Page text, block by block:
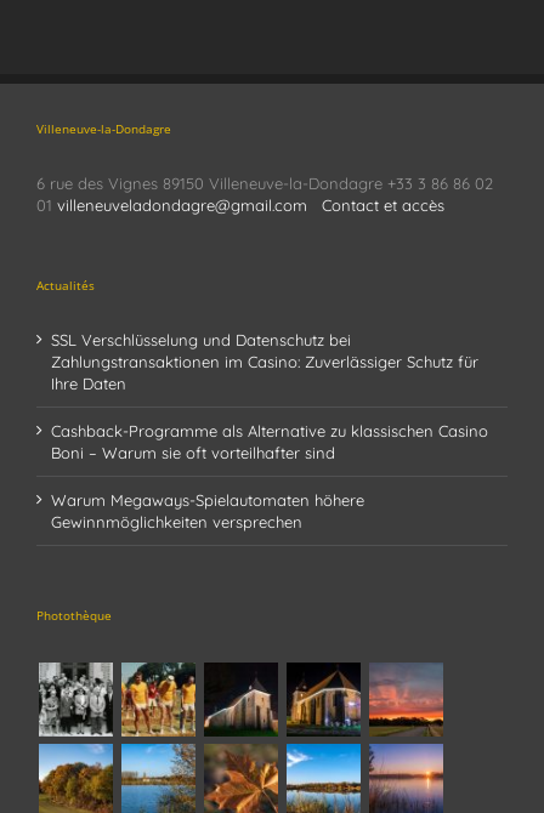
Villeneuve-la-Dondagre
6 rue des Vignes 89150 Villeneuve-la-Dondagre +33 3 86 86 02
01 villeneuveladondagre@gmail.com Contact et accès
Actualités
SSL Verschlüsselung und Datenschutz bei
Zahlungstransaktionen im Casino: Zuverlässiger Schutz für
Ihre Daten
Cashback-Programme als Alternative zu klassischen Casino
Boni – Warum sie oft vorteilhafter sind
Warum Megaways-Spielautomaten höhere
Gewinnmöglichkeiten versprechen
Photothèque